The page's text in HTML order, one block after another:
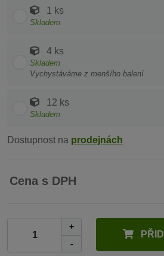
1 ks
Skladem
4 ks
Skladem
Vychystáváme z menšího balení
12 ks
Skladem
Dostupnost na prodejnách
Cena s DPH
+
-